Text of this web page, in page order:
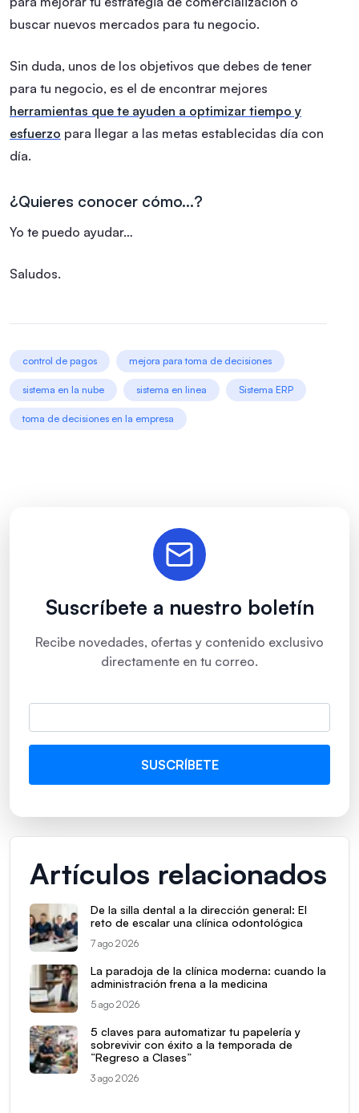
buscar nuevos mercados para tu negocio.
Sin duda, unos de los objetivos que debes de tener
para tu negocio, es el de encontrar mejores
herramientas que te ayuden a optimizar tiempo y
esfuerzo para llegar a las metas establecidas día con
día.
¿Quieres conocer cómo…?
Yo te puedo ayudar…
Saludos.
control de pagos mejora para toma de decisiones
sistema en la nube sistema en linea Sistema ERP
toma de decisiones en la empresa
Suscríbete a nuestro boletín
Recibe novedades, ofertas y contenido exclusivo
directamente en tu correo.
Artículos relacionados
De la silla dental a la dirección general: El
reto de escalar una clínica odontológica
7 ago 2026
La paradoja de la clínica moderna: cuando la
administración frena a la medicina
5 ago 2026
5 claves para automatizar tu papelería y
sobrevivir con éxito a la temporada de
“Regreso a Clases”
3 ago 2026